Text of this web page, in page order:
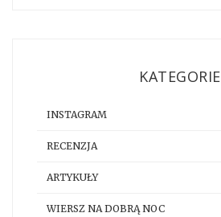
KATEGORIE
INSTAGRAM
RECENZJA
ARTYKUŁY
WIERSZ NA DOBRĄ NOC